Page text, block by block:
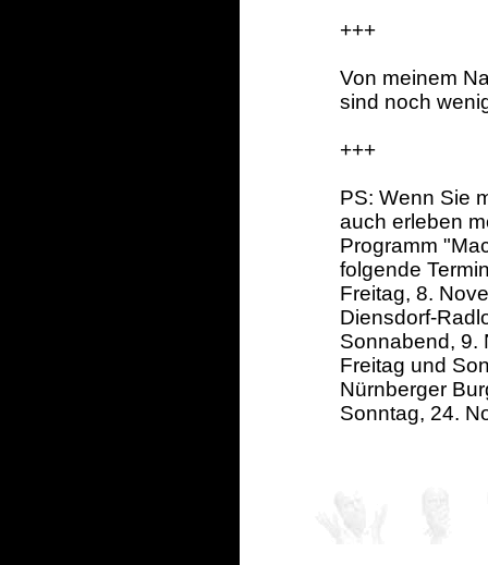
+++
Von meinem
sind noch
+++
PS: Wenn Sie
auch erleben
Programm
folgende
Freitag, 8.
Diensdorf-
Sonnabend, 9.
Freitag und
Nürnberger
Sonntag, 24.